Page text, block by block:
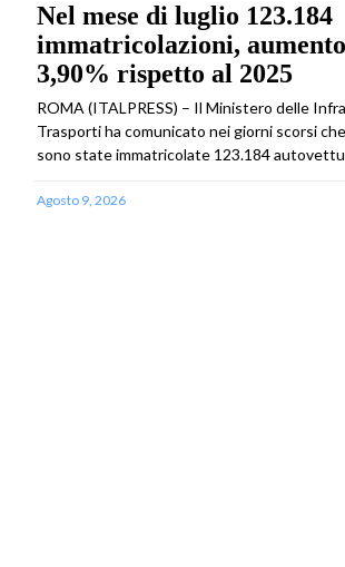
Nel mese di luglio 123.184
immatricolazioni,
3,90% rispetto al 2025
ROMA (ITALPRESS) – Il Ministero delle
Trasporti ha comunicato nei giorni scorsi
sono state immatricolate 123.184
Agosto 9, 2026